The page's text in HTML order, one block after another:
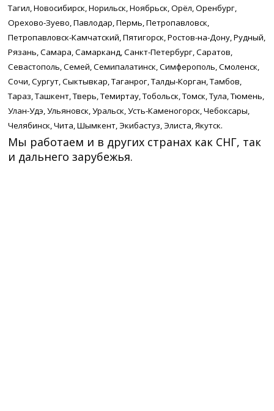
Тагил, Новосибирск, Норильск, Ноябрьск, Орёл, Оренбург,
Орехово-Зуево, Павлодар, Пермь, Петропавловск,
Петропавловск-Камчатский, Пятигорск, Ростов-на-Дону, Рудный,
Рязань, Самара, Самарканд, Санкт-Петербург, Саратов,
Севастополь, Семей, Семипалатинск, Симферополь, Смоленск,
Сочи, Сургут, Сыктывкар, Таганрог, Талды-Корган, Тамбов,
Тараз, Ташкент, Тверь, Темиртау, Тобольск, Томск, Тула, Тюмень,
Улан-Удэ, Ульяновск, Уральск, Усть-Каменогорск, Чебоксары,
Челябинск, Чита, Шымкент, Экибастуз, Элиста, Якутск.
Мы работаем и в других странах как СНГ, так
и дальнего зарубежья.